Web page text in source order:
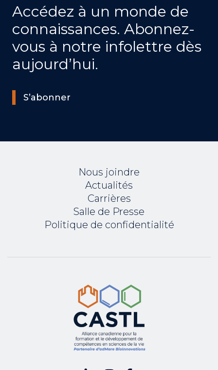
Accédez à un monde de
connaissances. Abonnez-
vous à notre infolettre dès
aujourd’hui.
S’abonner
Nous joindre
Actualités
Carrières
Salle de Presse
Politique de confidentialité